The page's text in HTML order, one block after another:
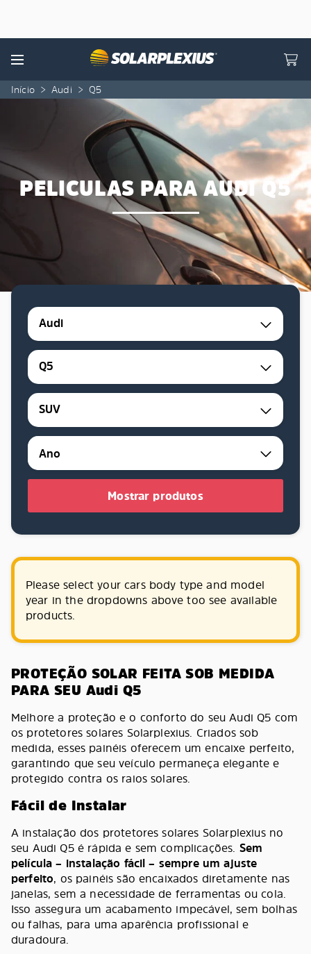
Menu
Início > Audi > Q5
PELICULAS PARA AUDI Q5
Audi
Q5
SUV
Mostrar produtos
Please select your cars body type and model
year in the dropdowns above too see available
products.
PROTEÇÃO SOLAR FEITA SOB MEDIDA
PARA SEU Audi Q5
Melhore a proteção e o conforto do seu Audi Q5 com
os protetores solares Solarplexius. Criados sob
medida, esses painéis oferecem um encaixe perfeito,
garantindo que seu veículo permaneça elegante e
protegido contra os raios solares.
Fácil de Instalar
A instalação dos protetores solares Solarplexius no
seu Audi Q5 é rápida e sem complicações. Sem
película – instalação fácil – sempre um ajuste
perfeito, os painéis são encaixados diretamente nas
janelas, sem a necessidade de ferramentas ou cola.
Isso assegura um acabamento impecável, sem bolhas
ou falhas, para uma aparência profissional e
duradoura.